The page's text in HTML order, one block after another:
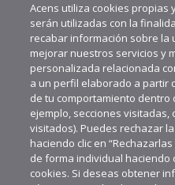
Acens utiliza cookies propias
serán utilizadas con la
recabar información sobre la
mejorar nuestros servicios y
personalizada relacionada
a un perfil elaborado a partir
de tu comportamiento dentro
ejemplo, secciones
visitados). Puedes rechazar
haciendo clic en
de forma individual haciendo
cookies. Si deseas obtener